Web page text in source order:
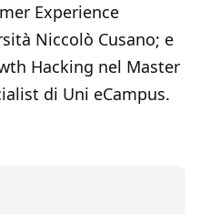
Experience
Niccolò Cusano; e
Hacking nel Master
di Uni eCampus.